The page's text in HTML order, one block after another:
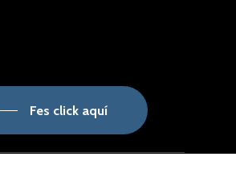
Fes click aquí